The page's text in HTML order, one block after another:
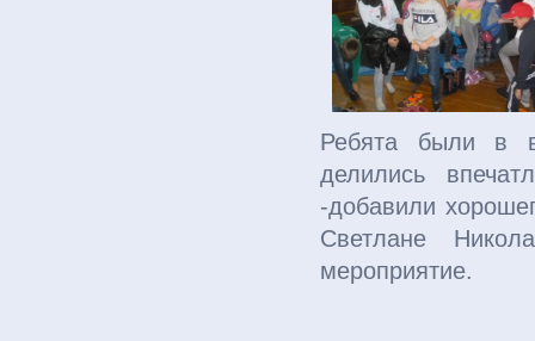
Ребята были в
делились
-добавили
Светлане
мероприятие.